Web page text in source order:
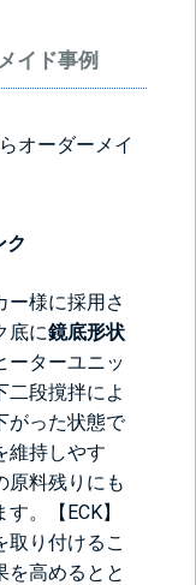
イド事例
オーダーメイ
ク
ー様に採用さ
底に鏡底形状
ーターユニッ
二段撹拌によ
がった状態で
維持しやす
原料残りにも
。
【ECK】
取り付けるこ
を高めるとと